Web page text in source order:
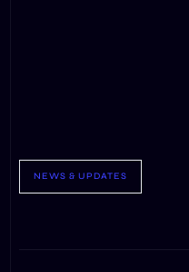
NEWS & UPDATES